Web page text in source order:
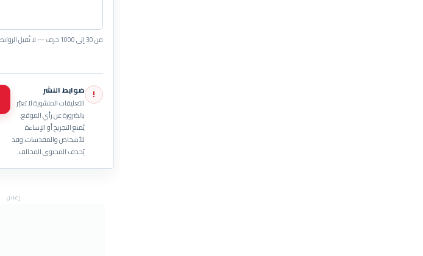
من 30 إلى 1000 حرف — لا تُقبل الروابط أو أكواد HTML.
! ضوابط النشر
التعليقات المنشورة لا تعبّر
بالضرورة عن رأي الموقع.
يُمنع التجريح أو الإساءة
للأشخاص والمقدسات، وقد
يُحذف المحتوى المخالف.
إعلان